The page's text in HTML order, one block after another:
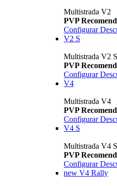
Multistrada V2
PVP
Configurar
V2 S
Multistrada V2 S
PVP
Configurar
V4
Multistrada V4
PVP
Configurar
V4 S
Multistrada V4 S
PVP
Configurar
new V4 Rally